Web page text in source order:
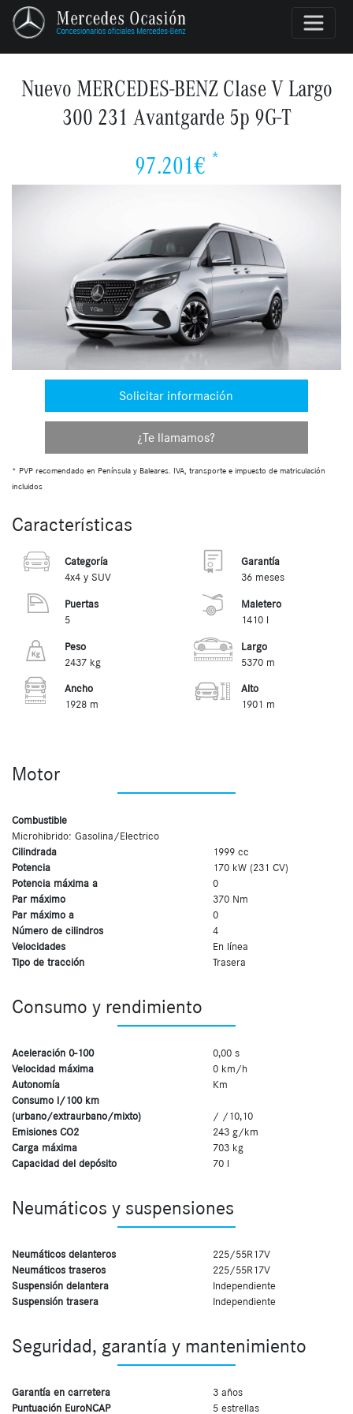
Características
Categoría
4x4 y SUV
Garantía
36 meses
Puertas
5
Maletero
1410 l
Peso
2437 kg
Largo
5370 m
Ancho
1928 m
Alto
1901 m
Motor
Combustible
Microhibrido: Gasolina/Electrico
Cilindrada
1999 cc
Potencia
170 kW (231 CV)
Potencia máxima a
0
Par máximo
370 Nm
Par máximo a
0
Número de cilindros
4
Velocidades
En línea
Tipo de tracción
Trasera
Consumo y rendimiento
Aceleración 0-100
0,00 s
Velocidad máxima
0 km/h
Autonomía
Km
Consumo l/100 km
(urbano/extraurbano/mixto)
/ /10,10
Emisiones CO2
243 g/km
Carga máxima
703 kg
Capacidad del depósito
70 l
Neumáticos y suspensiones
Neumáticos delanteros
225/55R17V
Neumáticos traseros
225/55R17V
Suspensión delantera
Independiente
Suspensión trasera
Independiente
Seguridad, garantía y mantenimiento
Garantía en carretera
3 años
Puntuación EuroNCAP
5 estrellas
Nuevo MERCEDES-BENZ Clase V Largo
300 231 Avantgarde 5p 9G-T
97.201€ *
Solicitar información
¿Te llamamos?
* PVP recomendado en Península y Baleares. IVA, transporte e impuesto de matriculación
incluidos